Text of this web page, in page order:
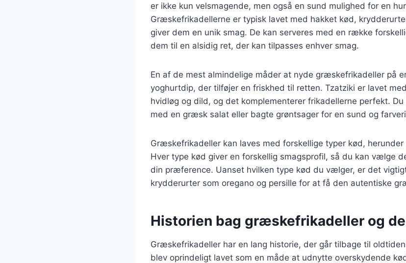
er ikke kun velsmagende, men også en sund mulighed for en
Græskefrikadellerne er typisk lavet med hakket kød,
giver dem en unik smag. De kan serveres med en række
dem til en alsidig ret, der kan tilpasses enhver smag.
En af de mest almindelige måder at nyde græskefrikadeller på
yoghurtdip, der tilføjer en friskhed til retten. Tzatziki er lavet
hvidløg og dild, og det komplementerer frikadellerne perfekt.
med en græsk salat eller bagte grøntsager for en sund og
Græskefrikadeller kan laves med forskellige typer kød,
Hver type kød giver en forskellig smagsprofil, så du kan vælge
din præference. Uanset hvilken type kød du vælger, er det
krydderurter som oregano og persille for at få den autentiske
Historien bag græskefrikadeller og
Græskefrikadeller har en lang historie, der går tilbage til
blev oprindeligt lavet som en måde at udnytte overskydende